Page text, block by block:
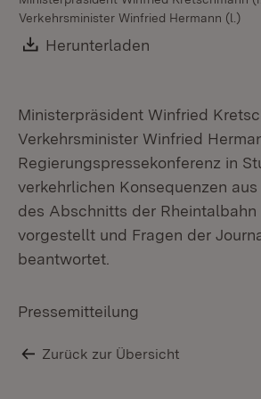
Verkehrsminister Winfried Hermann (l.)
Download:
Herunterladen
Ministerpräsident Winfried
Verkehrsminister Winfried
Regierungspressekonferenz in
verkehrlichen Konsequenzen
des Abschnitts der
vorgestellt und Fragen der
beantwortet.
Pressemitteilung
Zurück zur Übersicht